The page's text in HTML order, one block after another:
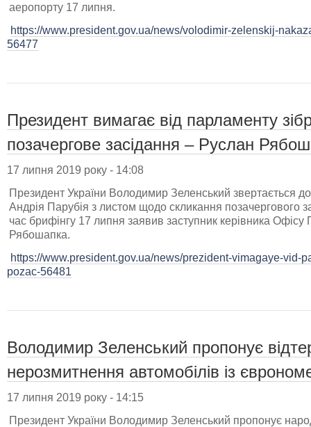
аеропорту 17 липня.
https://www.president.gov.ua/news/volodimir-zelenskij-
56477
Президент вимагає від парламенту
позачергове засідання – Руслан
17 липня 2019 року - 14:08
Президент України Володимир Зеленський звертається
Андрія Парубія з листом щодо скликання позачергового
час брифінгу 17 липня заявив заступник керівника
Рябошапка.
https://www.president.gov.ua/news/prezident-vimagaye-vid-
pozac-56481
Володимир Зеленський пропонує
нерозмитнення автомобілів із
17 липня 2019 року - 14:15
Президент України Володимир Зеленський пропонує